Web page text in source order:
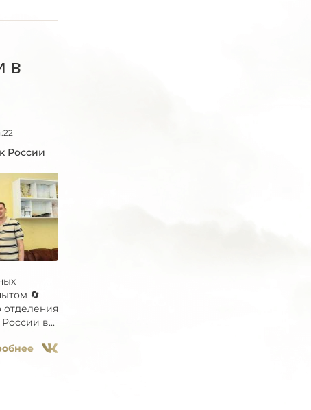
в
России
🔄
отделения
в...